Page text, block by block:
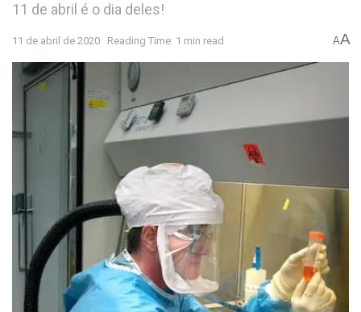
11 de abril é o dia deles!
11 de abril de 2020 Reading Time: 1 min read AA